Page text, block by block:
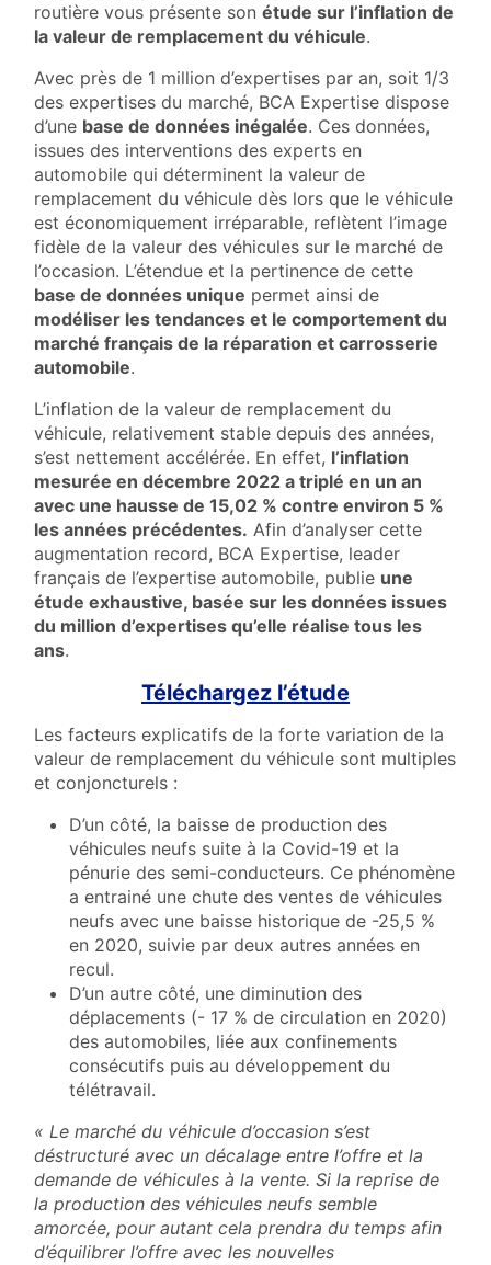
routière vous présente son étude sur l’inflation de
la valeur de remplacement du véhicule.
Avec près de 1 million d’expertises par an, soit 1/3
des expertises du marché, BCA Expertise dispose
d’une base de données inégalée. Ces données,
issues des interventions des experts en
automobile qui déterminent la valeur de
remplacement du véhicule dès lors que le véhicule
est économiquement irréparable, reflètent l’image
fidèle de la valeur des véhicules sur le marché de
l’occasion. L’étendue et la pertinence de cette
base de données unique permet ainsi de
modéliser les tendances et le comportement du
marché français de la réparation et carrosserie
automobile.
L’inflation de la valeur de remplacement du
véhicule, relativement stable depuis des années,
s’est nettement accélérée. En effet, l’inflation
mesurée en décembre 2022 a triplé en un an
avec une hausse de 15,02 % contre environ 5 %
les années précédentes. Afin d’analyser cette
augmentation record, BCA Expertise, leader
français de l’expertise automobile, publie une
étude exhaustive, basée sur les données issues
du million d’expertises qu’elle réalise tous les
ans.
Téléchargez l’étude
Les facteurs explicatifs de la forte variation de la
valeur de remplacement du véhicule sont multiples
et conjoncturels :
D’un côté, la baisse de production des
véhicules neufs suite à la Covid-19 et la
pénurie des semi-conducteurs. Ce phénomène
a entrainé une chute des ventes de véhicules
neufs avec une baisse historique de -25,5 %
en 2020, suivie par deux autres années en
recul.
D’un autre côté, une diminution des
déplacements (- 17 % de circulation en 2020)
des automobiles, liée aux confinements
consécutifs puis au développement du
télétravail.
« Le marché du véhicule d’occasion s’est
déstructuré avec un décalage entre l’offre et la
demande de véhicules à la vente. Si la reprise de
la production des véhicules neufs semble
amorcée, pour autant cela prendra du temps afin
d’équilibrer l’offre avec les nouvelles